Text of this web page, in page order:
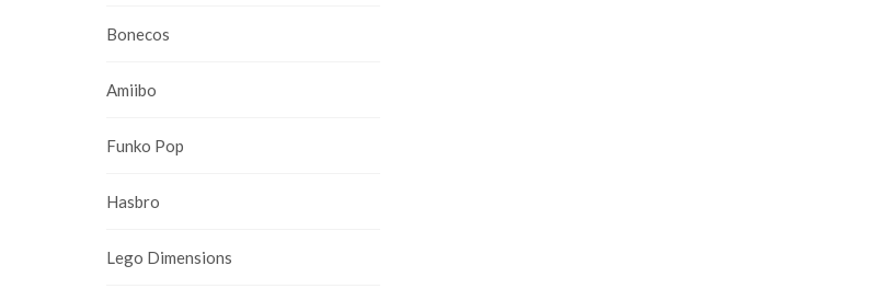
Bonecos
Amiibo
Funko Pop
Hasbro
Lego Dimensions